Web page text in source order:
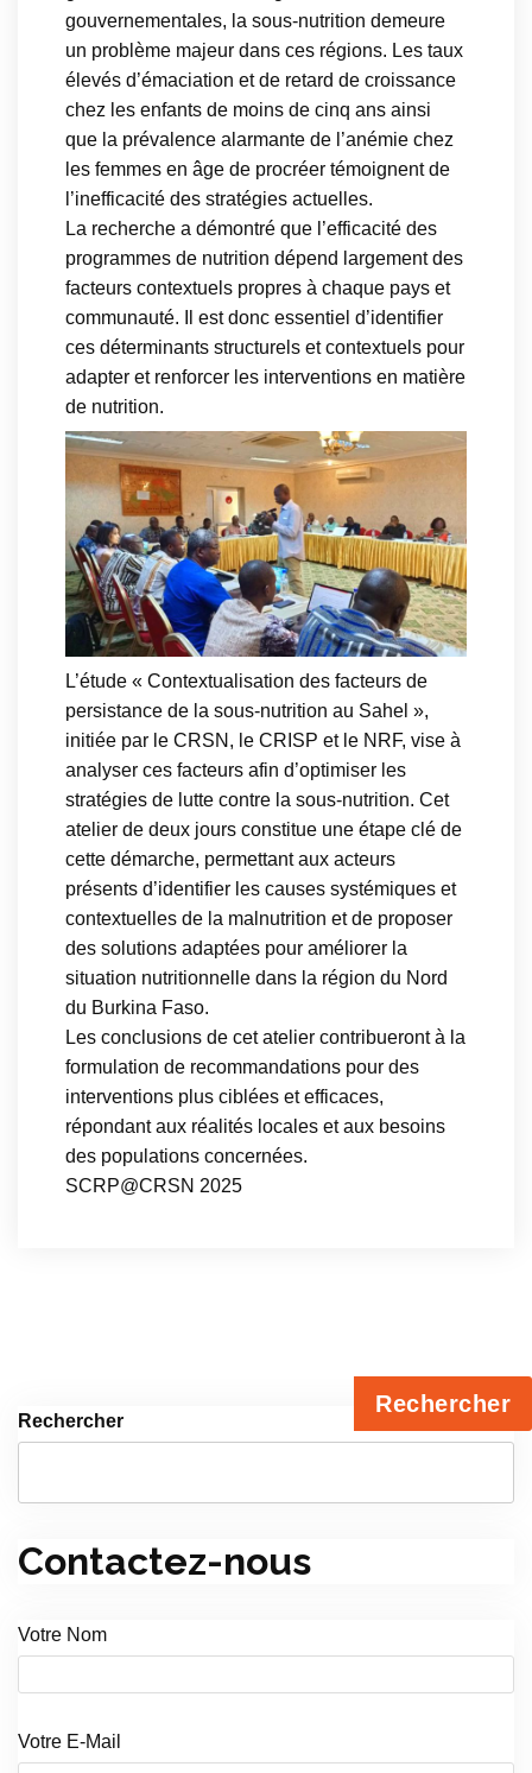
gouvernementales, la sous-nutrition demeure
un problème majeur dans ces régions. Les taux
élevés d’émaciation et de retard de croissance
chez les enfants de moins de cinq ans ainsi
que la prévalence alarmante de l’anémie chez
les femmes en âge de procréer témoignent de
l’inefficacité des stratégies actuelles.
La recherche a démontré que l’efficacité des
programmes de nutrition dépend largement des
facteurs contextuels propres à chaque pays et
communauté. Il est donc essentiel d’identifier
ces déterminants structurels et contextuels pour
adapter et renforcer les interventions en matière
de nutrition.
L’étude « Contextualisation des facteurs de
persistance de la sous-nutrition au Sahel »,
initiée par le CRSN, le CRISP et le NRF, vise à
analyser ces facteurs afin d’optimiser les
stratégies de lutte contre la sous-nutrition. Cet
atelier de deux jours constitue une étape clé de
cette démarche, permettant aux acteurs
présents d’identifier les causes systémiques et
contextuelles de la malnutrition et de proposer
des solutions adaptées pour améliorer la
situation nutritionnelle dans la région du Nord
du Burkina Faso.
Les conclusions de cet atelier contribueront à la
formulation de recommandations pour des
interventions plus ciblées et efficaces,
répondant aux réalités locales et aux besoins
des populations concernées.
SCRP@CRSN 2025
Rechercher
Rechercher
Contactez-nous
Votre Nom
Votre E-Mail